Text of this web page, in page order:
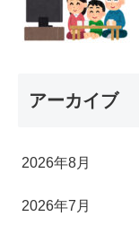
アーカイブ
2026年8月
2026年7月